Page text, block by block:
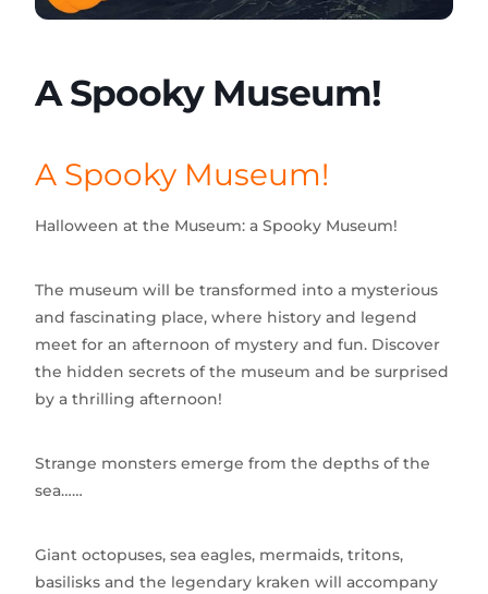
A Spooky Museum!
A Spooky Museum!
Halloween at the Museum: a Spooky Museum!
The museum will be transformed into a mysterious
and fascinating place, where history and legend
meet for an afternoon of mystery and fun. Discover
the hidden secrets of the museum and be surprised
by a thrilling afternoon!
Strange monsters emerge from the depths of the
sea……
Giant octopuses, sea eagles, mermaids, tritons,
basilisks and the legendary kraken will accompany